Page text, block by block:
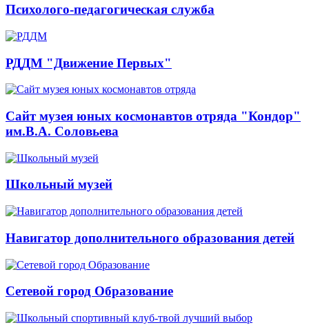
Психолого-педагогическая служба
РДДМ "Движение Первых"
Сайт музея юных космонавтов отряда "Кондор"
им.В.А. Соловьева
Школьный музей
Навигатор дополнительного образования детей
Сетевой город Образование